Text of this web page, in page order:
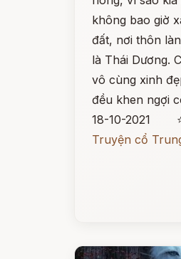
không bao giờ
đất, nơi thôn
là Thái Dương.
vô cùng xinh
đều khen ngợi
18-10-2021
Truyện cổ